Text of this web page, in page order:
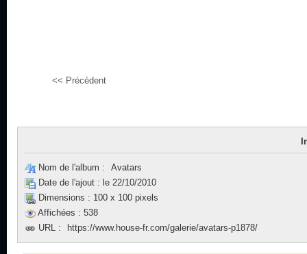
<< Précédent
Nom de l'album :
Avatars
Date de l'ajout : le 22/10/2010
Dimensions : 100 x 100 pixels
Affichées : 538
URL :
https://www.house-fr.com/galerie/avatars-p1878/